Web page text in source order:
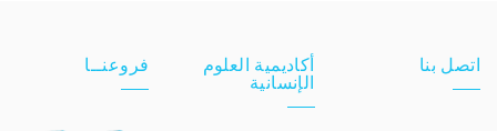
اتصل بنا
أكاديمية العلوم
الإنسانية
فروعنــا